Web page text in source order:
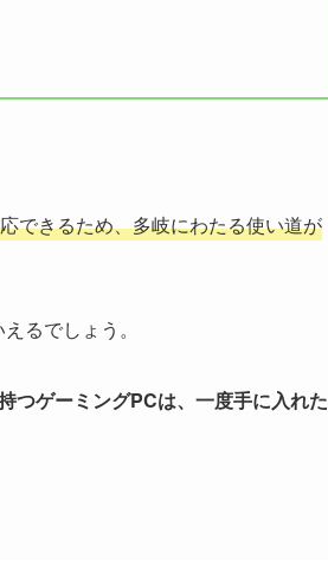
できるため、多岐にわたる使い道が
るでしょう。
つゲーミングPCは、一度手に入れた